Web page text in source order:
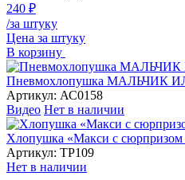
240 ₽
/за штуку
Цена за штуку
В корзину
Пневмохлопушка МАЛЬЧИК
Артикул: АС0158
Видео Нет в наличии
Хлопушка «Макси с сюрпризом
Артикул: ТР109
Нет в наличии